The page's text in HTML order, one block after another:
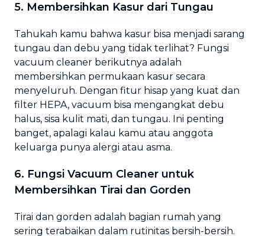
5. Membersihkan Kasur dari Tungau
Tahukah kamu bahwa kasur bisa menjadi sarang
tungau dan debu yang tidak terlihat? Fungsi
vacuum cleaner berikutnya adalah
membersihkan permukaan kasur secara
menyeluruh. Dengan fitur hisap yang kuat dan
filter HEPA, vacuum bisa mengangkat debu
halus, sisa kulit mati, dan tungau. Ini penting
banget, apalagi kalau kamu atau anggota
keluarga punya alergi atau asma.
6. Fungsi Vacuum Cleaner untuk
Membersihkan Tirai dan Gorden
Tirai dan gorden adalah bagian rumah yang
sering terabaikan dalam rutinitas bersih-bersih.